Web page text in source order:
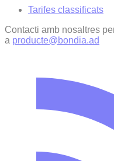
Tarifes classificats
Contacti amb nosaltres
a producte@bondia.ad